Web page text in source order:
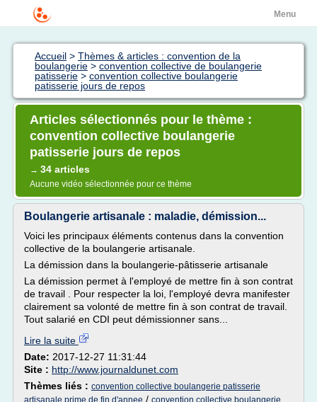
Menu
Accueil > Thèmes & articles : convention de la
boulangerie > convention collective de boulangerie
patisserie > convention collective boulangerie
patisserie jours de repos
Articles sélectionnés pour le thème :
convention collective boulangerie
patisserie jours de repos
→ 34 articles
Aucune vidéo sélectionnée pour ce thème
Boulangerie artisanale : maladie, démission...
Voici les principaux éléments contenus dans la convention
collective de la boulangerie artisanale.
La démission dans la boulangerie-pâtisserie artisanale
La démission permet à l'employé de mettre fin à son contrat
de travail . Pour respecter la loi, l'employé devra manifester
clairement sa volonté de mettre fin à son contrat de travail.
Tout salarié en CDI peut démissionner sans...
Lire la suite
Date: 2017-12-27 11:31:44
Site : http://www.journaldunet.com
Thèmes liés : convention collective boulangerie patisserie
artisanale prime de fin d'annee / convention collective boulangerie